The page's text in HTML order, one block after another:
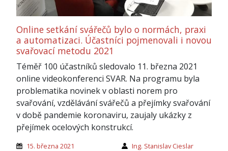
Online setkání svářečů bylo o normách, praxi
a automatizaci. Účastníci pojmenovali i novou
svařovací metodu 2021
Téměř 100 účastníků sledovalo 11. března 2021
online videokonferenci SVAR. Na programu byla
problematika novinek v oblasti norem pro
svařování, vzdělávání svářečů a přejímky svařování
v době pandemie koronaviru, zaujaly ukázky z
přejímek ocelových konstrukcí.
15. března 2021 Ing. Stanislav Cieslar